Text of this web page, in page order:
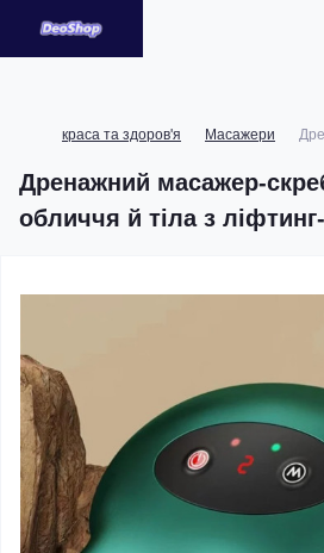
краса та здоров'я Масажери
Дренажний масажер-
обличчя й тіла з